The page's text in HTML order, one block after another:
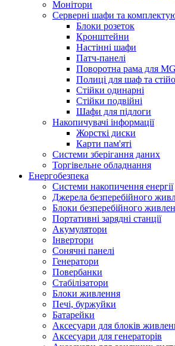
Монітори
Серверні шафи та
Блоки розеток
Кронштейни
Настінні шафи
Патч-панелі
Поворотна рама для
Полиці для шаф та
Стійки одинарні
Стійки подвійні
Шафи для підлоги
Накопичувачі інформації
Жорсткі диски
Карти пам'яті
Системи зберігання даних
Торгівельне обладнання
Енергобезпека
Системи накопичення енергії
Джерела безперебійного
Блоки безперебійного
Портативні зарядні станції
Акумулятори
Інвертори
Сонячні панелі
Генератори
Повербанки
Стабілізатори
Блоки живлення
Печі, буржуйки
Батарейки
Аксесуари для блоків
Аксесуари для генераторів